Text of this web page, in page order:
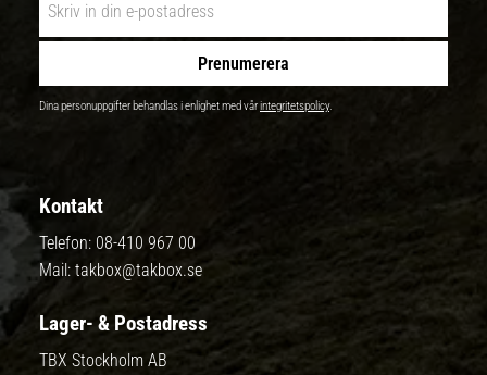
Prenumerera
Dina personuppgifter behandlas i enlighet med vårintegritetspolicy.
Kontakt
Telefon: 08-410 967 00
Mail: takbox@takbox.se
Lager- & Postadress
TBX Stockholm AB